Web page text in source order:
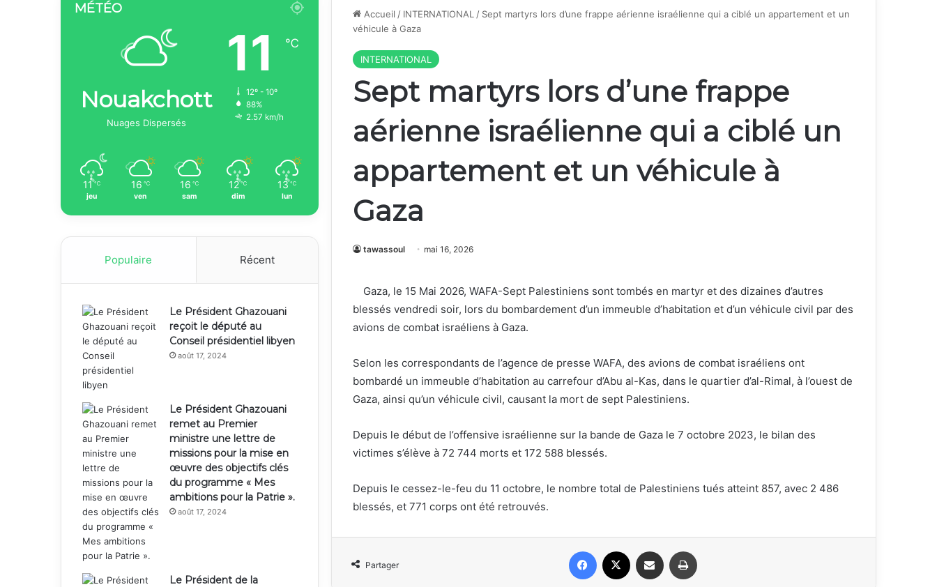
Accueil / INTERNATIONAL / Sept martyrs lors d’une frappe aérienne israélienne qui a ciblé un appartement et un
véhicule à Gaza
INTERNATIONAL
Sept martyrs lors d’une frappe
aérienne israélienne qui a ciblé un
appartement et un véhicule à
Gaza
tawassoul mai 16, 2026
Gaza, le 15 Mai 2026, WAFA-Sept Palestiniens sont tombés en martyr et des dizaines d’autres
blessés vendredi soir, lors du bombardement d’un immeuble d’habitation et d’un véhicule civil par des
avions de combat israéliens à Gaza.
Selon les correspondants de l’agence de presse WAFA, des avions de combat israéliens ont
bombardé un immeuble d’habitation au carrefour d’Abu al-Kas, dans le quartier d’al-Rimal, à l’ouest de
Gaza, ainsi qu’un véhicule civil, causant la mort de sept Palestiniens.
Depuis le début de l’offensive israélienne sur la bande de Gaza le 7 octobre 2023, le bilan des
victimes s’élève à 72 744 morts et 172 588 blessés.
Depuis le cessez-le-feu du 11 octobre, le nombre total de Palestiniens tués atteint 857, avec 2 486
blessés, et 771 corps ont été retrouvés.
Partager
Facebook Partager par email
MÉTÉO
Nouakchott
Nuages Dispersés
11 ℃
12º - 10º
88%
2.57 km/h
11 ℃
jeu
16 ℃
ven
16 ℃
sam
12 ℃
dim
13 ℃
lun
Populaire Récent
Le Président Ghazouani
reçoit le député au
Conseil présidentiel libyen
août 17, 2024
Le Président Ghazouani
remet au Premier
ministre une lettre de
missions pour la mise en
œuvre des objectifs clés
du programme « Mes
ambitions pour la Patrie ».
août 17, 2024
Le Président de la